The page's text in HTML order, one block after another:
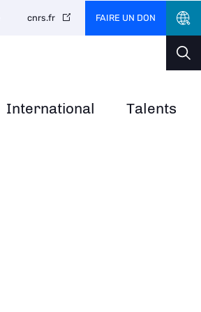
International Talents
cnrs.fr FAIRE UN DON